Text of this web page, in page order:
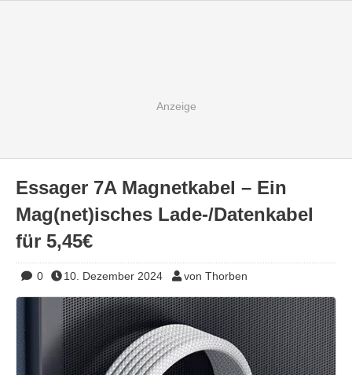
Essager 7A Magnetkabel – Ein
Mag(net)isches Lade-/Datenkabel
für 5,45€
0 10. Dezember 2024 von Thorben